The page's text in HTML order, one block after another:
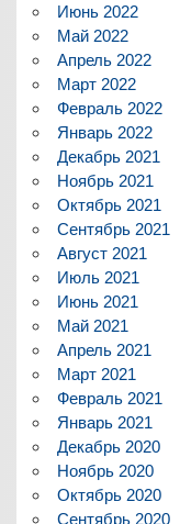
Июнь 2022
Май 2022
Апрель 2022
Март 2022
Февраль 2022
Январь 2022
Декабрь 2021
Ноябрь 2021
Октябрь 2021
Сентябрь 2021
Август 2021
Июль 2021
Июнь 2021
Май 2021
Апрель 2021
Март 2021
Февраль 2021
Январь 2021
Декабрь 2020
Ноябрь 2020
Октябрь 2020
Сентябрь 2020